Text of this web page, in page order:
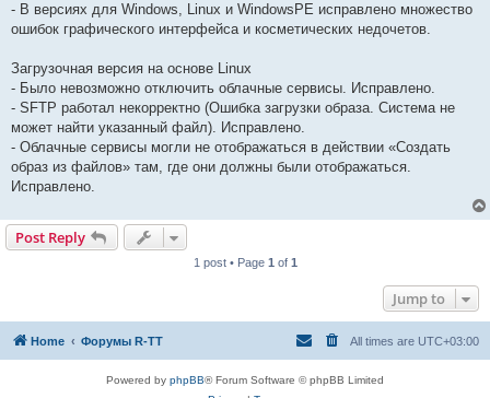
- В версиях для Windows, Linux и WindowsPE исправлено множество
ошибок графического интерфейса и косметических недочетов.
Загрузочная версия на основе Linux
- Было невозможно отключить облачные сервисы. Исправлено.
- SFTP работал некорректно (Ошибка загрузки образа. Система не
может найти указанный файл). Исправлено.
- Облачные сервисы могли не отображаться в действии «Создать
образ из файлов» там, где они должны были отображаться.
Исправлено.
Post Reply
1 post • Page 1 of 1
Jump to
Home Форумы R-TT All times are UTC+03:00
Powered by phpBB® Forum Software © phpBB Limited